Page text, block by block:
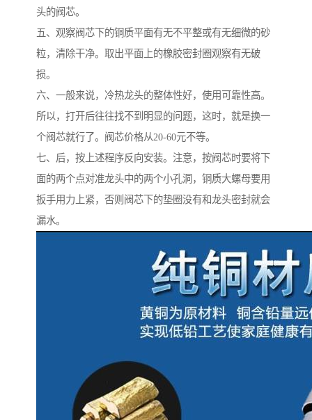
头的阀芯。
五、观察阀芯下的铜质平面有无不平整或有无细微的砂
粒，清除干净。取出平面上的橡胶密封圈观察有无破
损。
六、一般来说，冷热龙头的整体性好，使用可靠性高。
所以，打开后往往找不到明显的问题，这时，就是换一
个阀芯就行了。阀芯价格从20-60元不等。
七、后，按上述程序反向安装。注意，按阀芯时要将下
面的两个点对准龙头中的两个小孔洞，铜质大螺母要用
扳手用力上紧，否则阀芯下的垫圈没有和龙头密封就会
漏水。